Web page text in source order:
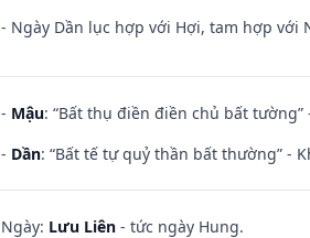
- Ngày Dần lục hợp với Hợi, tam hợp với
- Mậu: “Bất thụ điền điền chủ bất
- Dần: “Bất tế tự quỷ thần bất thường” -
Ngày: Lưu Liên - tức ngày Hung.